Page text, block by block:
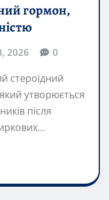
гормон,
2026 0
стероїдний
утворюється
після